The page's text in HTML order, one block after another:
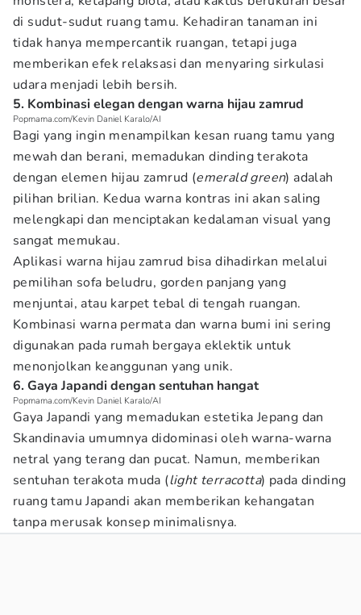
di sudut-sudut ruang tamu. Kehadiran tanaman ini
tidak hanya mempercantik ruangan, tetapi juga
memberikan efek relaksasi dan menyaring sirkulasi
udara menjadi lebih bersih.
5. Kombinasi elegan dengan warna hijau zamrud
Popmama.com/Kevin Daniel Karalo/AI
Bagi yang ingin menampilkan kesan ruang tamu yang
mewah dan berani, memadukan dinding terakota
dengan elemen hijau zamrud (emerald green) adalah
pilihan brilian. Kedua warna kontras ini akan saling
melengkapi dan menciptakan kedalaman visual yang
sangat memukau.
Aplikasi warna hijau zamrud bisa dihadirkan melalui
pemilihan sofa beludru, gorden panjang yang
menjuntai, atau karpet tebal di tengah ruangan.
Kombinasi warna permata dan warna bumi ini sering
digunakan pada rumah bergaya eklektik untuk
menonjolkan keanggunan yang unik.
6. Gaya Japandi dengan sentuhan hangat
Popmama.com/Kevin Daniel Karalo/AI
Gaya Japandi yang memadukan estetika Jepang dan
Skandinavia umumnya didominasi oleh warna-warna
netral yang terang dan pucat. Namun, memberikan
sentuhan terakota muda (light terracotta) pada dinding
ruang tamu Japandi akan memberikan kehangatan
tanpa merusak konsep minimalisnya.